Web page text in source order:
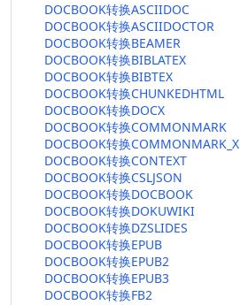
DOCBOOK转换ASCIIDOC
DOCBOOK转换ASCIIDOCTOR
DOCBOOK转换BEAMER
DOCBOOK转换BIBLATEX
DOCBOOK转换BIBTEX
DOCBOOK转换CHUNKEDHTML
DOCBOOK转换DOCX
DOCBOOK转换COMMONMARK
DOCBOOK转换COMMONMARK_X
DOCBOOK转换CONTEXT
DOCBOOK转换CSLJSON
DOCBOOK转换DOCBOOK
DOCBOOK转换DOKUWIKI
DOCBOOK转换DZSLIDES
DOCBOOK转换EPUB
DOCBOOK转换EPUB2
DOCBOOK转换EPUB3
DOCBOOK转换FB2